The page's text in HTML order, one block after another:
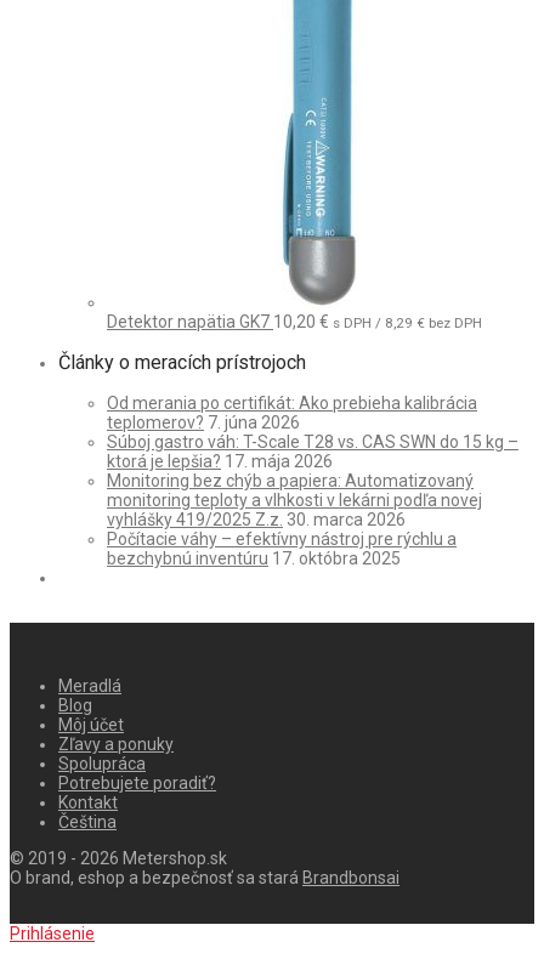
Detektor napätia GK7 10,20 € s DPH / 8,29 € bez DPH
Články o meracích prístrojoch
Od merania po certifikát: Ako prebieha kalibrácia
teplomerov? 7. júna 2026
Súboj gastro váh: T-Scale T28 vs. CAS SWN do 15 kg –
ktorá je lepšia? 17. mája 2026
Monitoring bez chýb a papiera: Automatizovaný
monitoring teploty a vlhkosti v lekárni podľa novej
vyhlášky 419/2025 Z.z. 30. marca 2026
Počítacie váhy – efektívny nástroj pre rýchlu a
bezchybnú inventúru 17. októbra 2025
Meradlá
Blog
Môj účet
Zľavy a ponuky
Spolupráca
Potrebujete poradiť?
Kontakt
Čeština
© 2019 - 2026 Metershop.sk
O brand, eshop a bezpečnosť sa stará Brandbonsai
Prihlásenie